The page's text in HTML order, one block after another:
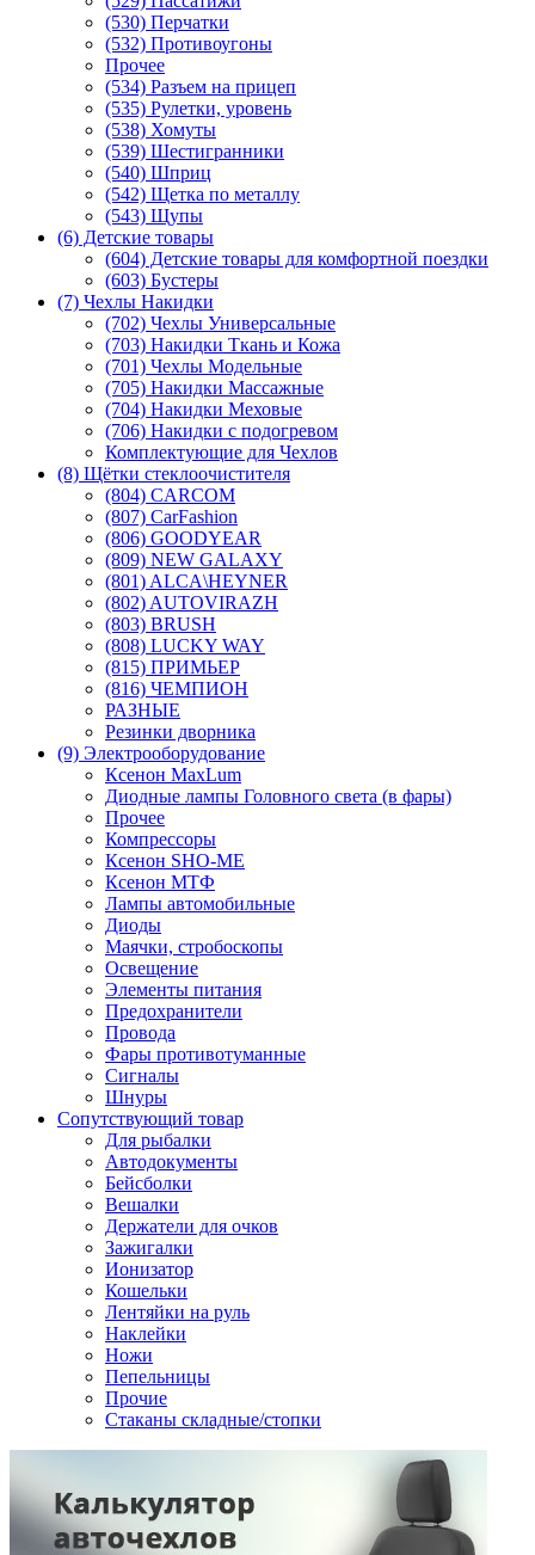
(530) Перчатки
(532) Противоугоны
Прочее
(534) Разъем на прицеп
(535) Рулетки, уровень
(538) Хомуты
(539) Шестигранники
(540) Шприц
(542) Щетка по металлу
(543) Щупы
(6) Детские товары
(604) Детские товары для комфортной поездки
(603) Бустеры
(7) Чехлы Накидки
(702) Чехлы Универсальные
(703) Накидки Ткань и Кожа
(701) Чехлы Модельные
(705) Накидки Массажные
(704) Накидки Меховые
(706) Накидки с подогревом
Комплектующие для Чехлов
(8) Щётки стеклоочистителя
(804) CARCOM
(807) CarFashion
(806) GOODYEAR
(809) NEW GALAXY
(801) ALCA\HEYNER
(802) AUTOVIRAZH
(803) BRUSH
(808) LUCKY WAY
(815) ПРИМЬЕР
(816) ЧЕМПИОН
РАЗНЫЕ
Резинки дворника
(9) Электрооборудование
Ксенон MaxLum
Диодные лампы Головного света (в фары)
Прочее
Компрессоры
Ксенон SHO-ME
Ксенон МТФ
Лампы автомобильные
Диоды
Маячки, стробоскопы
Освещение
Элементы питания
Предохранители
Провода
Фары противотуманные
Сигналы
Шнуры
Сопутствующий товар
Для рыбалки
Автодокументы
Бейсболки
Вешалки
Держатели для очков
Зажигалки
Ионизатор
Кошельки
Лентяйки на руль
Наклейки
Ножи
Пепельницы
Прочие
Стаканы складные/стопки